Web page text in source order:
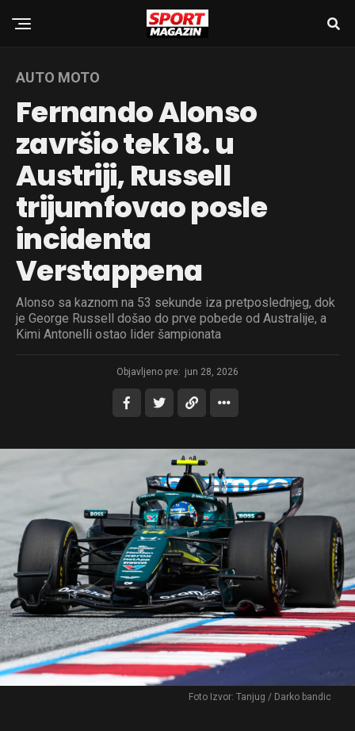
AUTO MOTO
Fernando Alonso
završio tek 18. u
Austriji, Russell
trijumfovao posle
incidenta
Verstappena
Alonso sa kaznom na 53 sekunde iza pretposlednjeg, dok
je George Russell došao do prve pobede od Australije, a
Kimi Antonelli ostao lider šampionata
Objavljeno pre: jun 28, 2026
Foto Izvor: Tanjug / Darko bandic